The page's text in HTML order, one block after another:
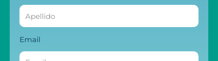
Email